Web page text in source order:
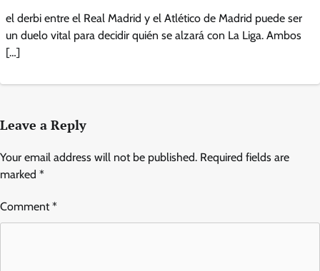
el derbi entre el Real Madrid y el Atlético de Madrid puede ser
un duelo vital para decidir quién se alzará con La Liga. Ambos
[…]
Leave a Reply
Your email address will not be published. Required fields are
marked *
Comment*